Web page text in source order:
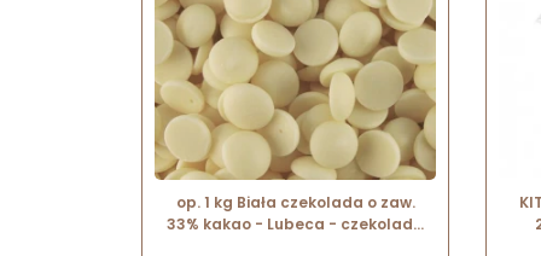
op. 1 kg Biała czekolada o zaw.
33% kakao - Lubeca - czekolada